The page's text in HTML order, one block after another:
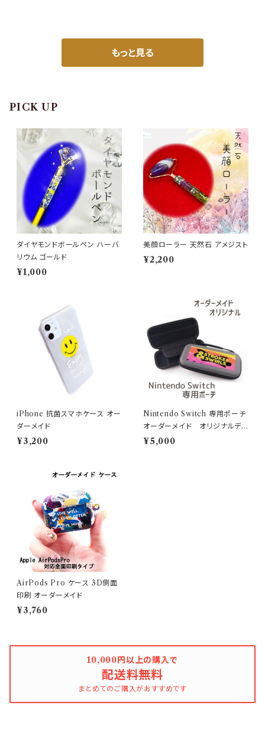
もっと見る
PICK UP
ダイヤモンドボールペン ハーバ
リウム ゴールド
¥1,000
美顔ローラー 天然石 アメジスト
¥2,200
iPhone 抗菌スマホケース オー
ダーメイド
¥3,200
Nintendo Switch 専用ポーチ
オーダーメイド オリジナルデ
ザイン
¥5,000
AirPods Pro ケース 3D側面
印刷 オーダーメイド
¥3,760
10,000円以上の購入で
配送料無料
まとめてのご購入がおすすめです